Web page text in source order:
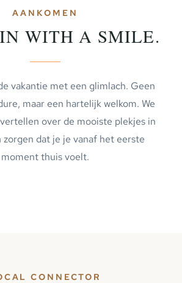
AANKOMEN
WITH A SMILE.
vakantie met een glimlach. Geen
maar een hartelijk welkom. We
over de mooiste plekjes in
zorgen dat je je vanaf het eerste
moment thuis voelt.
CONNECTOR